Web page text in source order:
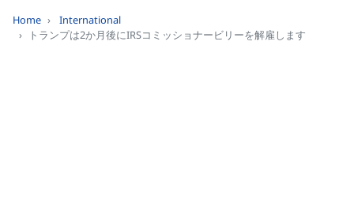
Home
International
トランプは2か月後にIRSコミッショナービリーを解雇します